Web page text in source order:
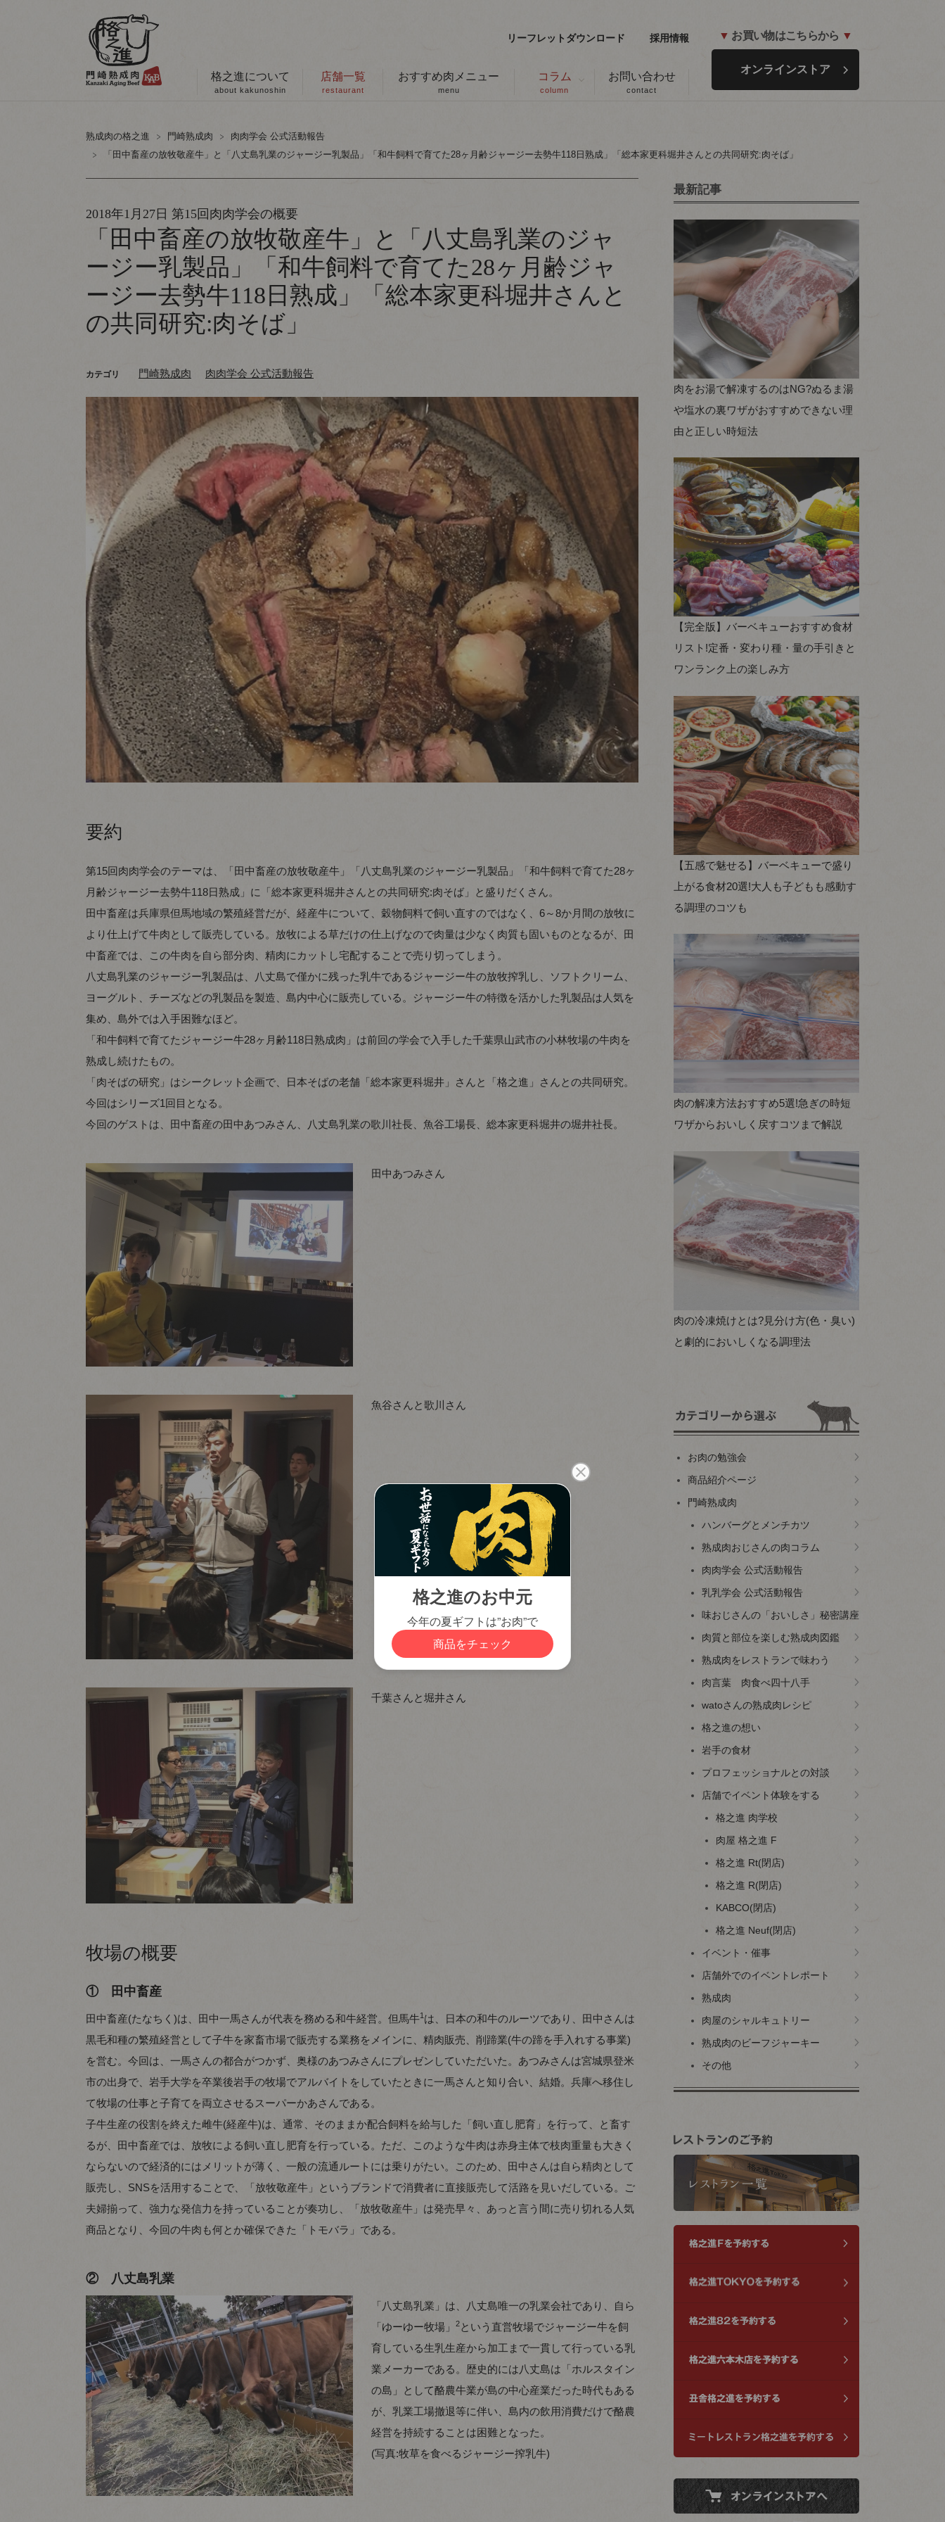
リーフレットダウンロード 採用情報
格之進について
about kakunoshin
店舗一覧
restaurant
おすすめ肉メニュー
menu
コラム
column
お問い合わせ
contact
▼ お買い物はこちらから ▼
オンラインストア
熟成肉の格之進 門崎熟成肉
肉肉学会 公式活動報告
「田中畜産の放牧敬産牛」と「八丈島乳業のジャージー乳製品」「和牛飼料で育てた28ヶ月齢ジャージー去勢牛118日熟成」「総本家更科堀井さんとの共同研究:肉そば」
2018年1月27日 第15回肉肉学会の概要
「田中畜産の放牧敬産牛」と「八丈島乳業のジャ
ージー乳製品」「和牛飼料で育てた28ヶ月齢ジャ
ージー去勢牛118日熟成」「総本家更科堀井さんと
の共同研究:肉そば」
カテゴリ 門崎熟成肉 肉肉学会 公式活動報告
要約
第15回肉肉学会のテーマは、「田中畜産の放牧敬産牛」「八丈島乳業のジャージー乳製品」「和牛飼料で育てた28ヶ
月齢ジャージー去勢牛118日熟成」に「総本家更科堀井さんとの共同研究:肉そば」と盛りだくさん。
田中畜産は兵庫県但馬地域の繁殖経営だが、経産牛について、穀物飼料で飼い直すのではなく、6～8か月間の放牧に
より仕上げて牛肉として販売している。放牧による草だけの仕上げなので肉量は少なく肉質も固いものとなるが、田
中畜産では、この牛肉を自ら部分肉、精肉にカットし宅配することで売り切ってしまう。
八丈島乳業のジャージー乳製品は、八丈島で僅かに残った乳牛であるジャージー牛の放牧搾乳し、ソフトクリーム、
ヨーグルト、チーズなどの乳製品を製造、島内中心に販売している。ジャージー牛の特徴を活かした乳製品は人気を
集め、島外では入手困難なほど。
「和牛飼料で育てたジャージー牛28ヶ月齢118日熟成肉」は前回の学会で入手した千葉県山武市の小林牧場の牛肉を
熟成し続けたもの。
「肉そばの研究」はシークレット企画で、日本そばの老舗「総本家更科堀井」さんと「格之進」さんとの共同研究。
今回はシリーズ1回目となる。
今回のゲストは、田中畜産の田中あつみさん、八丈島乳業の歌川社長、魚谷工場長、総本家更科堀井の堀井社長。
田中あつみさん
魚谷さんと歌川さん
千葉さんと堀井さん
牧場の概要
① 田中畜産
田中畜産(たなちく)は、田中一馬さんが代表を務める和牛経営。但馬牛1 は、日本の和牛のルーツであり、田中さんは
黒毛和種の繁殖経営として子牛を家畜市場で販売する業務をメインに、精肉販売、削蹄業(牛の蹄を手入れする事業)
を営む。今回は、一馬さんの都合がつかず、奥様のあつみさんにプレゼンしていただいた。あつみさんは宮城県登米
市の出身で、岩手大学を卒業後岩手の牧場でアルバイトをしていたときに一馬さんと知り合い、結婚。兵庫へ移住し
て牧場の仕事と子育てを両立させるスーパーかあさんである。
子牛生産の役割を終えた雌牛(経産牛)は、通常、そのままか配合飼料を給与した「飼い直し肥育」を行って、と畜す
るが、田中畜産では、放牧による飼い直し肥育を行っている。ただ、このような牛肉は赤身主体で枝肉重量も大きく
ならないので経済的にはメリットが薄く、一般の流通ルートには乗りがたい。このため、田中さんは自ら精肉として
販売し、SNSを活用することで、「放牧敬産牛」というブランドで消費者に直接販売して活路を見いだしている。ご
夫婦揃って、強力な発信力を持っていることが奏功し、「放牧敬産牛」は発売早々、あっと言う間に売り切れる人気
商品となり、今回の牛肉も何とか確保できた「トモバラ」である。
② 八丈島乳業
「八丈島乳業」は、八丈島唯一の乳業会社であり、自ら
「ゆーゆー牧場」
2という直営牧場でジャージー牛を飼
育している生乳生産から加工まで一貫して行っている乳
業メーカーである。歴史的には八丈島は「ホルスタイン
の島」として酪農牛業が島の中心産業だった時代もある
が、乳業工場撤退等に伴い、島内の飲用消費だけで酪農
経営を持続することは困難となった。
(写真:牧草を食べるジャージー搾乳牛)
最新記事
肉をお湯で解凍するのはNG?ぬるま湯
や塩水の裏ワザがおすすめできない理
由と正しい時短法
【完全版】バーベキューおすすめ食材
リスト!定番・変わり種・量の手引きと
ワンランク上の楽しみ方
【五感で魅せる】バーベキューで盛り
上がる食材20選!大人も子どもも感動す
る調理のコツも
肉の解凍方法おすすめ5選!急ぎの時短
ワザからおいしく戻すコツまで解説
肉の冷凍焼けとは?見分け方(色・臭い)
と劇的においしくなる調理法
お肉の勉強会
商品紹介ページ
門崎熟成肉
ハンバーグとメンチカツ
熟成肉おじさんの肉コラム
肉肉学会 公式活動報告
乳乳学会 公式活動報告
味おじさんの「おいしさ」秘密講座
肉質と部位を楽しむ熟成肉図鑑
熟成肉をレストランで味わう
肉言葉 肉食べ四十八手
watoさんの熟成肉レシピ
格之進の想い
岩手の食材
プロフェッショナルとの対談
店舗でイベント体験をする
格之進 肉学校
肉屋 格之進 F
格之進 Rt(閉店)
格之進 R(閉店)
KABCO(閉店)
格之進 Neuf(閉店)
イベント・催事
店舗外でのイベントレポート
熟成肉
肉屋のシャルキュトリー
熟成肉のビーフジャーキー
その他